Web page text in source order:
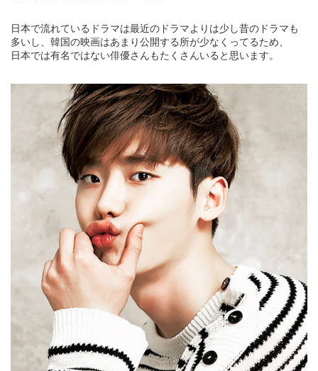
日本で流れているドラマは最近のドラマよりは少し昔のドラマも
多いし、韓国の映画はあまり公開する所が少なくってるため、
日本では有名ではない俳優さんもたくさんいると思います。